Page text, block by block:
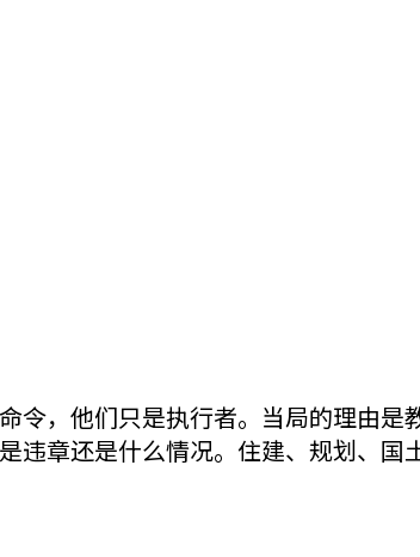
，他们只是执行者。当局的理由是
章还是什么情况。住建、规划、国